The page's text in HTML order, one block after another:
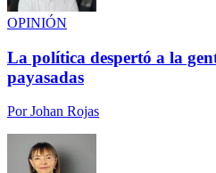
OPINIÓN
La política despertó a la
payasadas
PorJohan Rojas